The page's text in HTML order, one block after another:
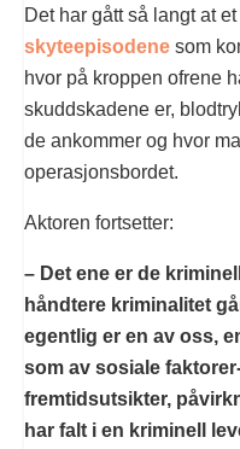
Det har gått så langt at
skyteepisodene som
hvor på kroppen ofrene
skuddskadene er,
de ankommer og hvor
operasjonsbordet.
Aktoren fortsetter:
– Det ene er de
håndtere kriminalitet
egentlig er en av oss,
som av sosiale
fremtidsutsikter,
har falt i en kriminell